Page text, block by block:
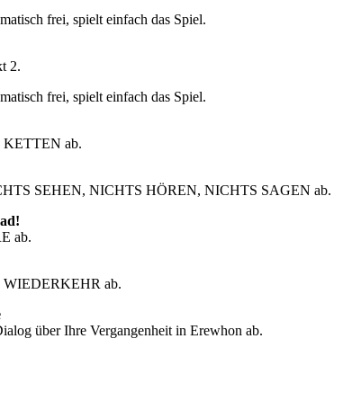
frei, spielt einfach das Spiel.
2.
frei, spielt einfach das Spiel.
KETTEN ab.
SEHEN, NICHTS HÖREN, NICHTS SAGEN ab.
ab.
WIEDERKEHR ab.
über Ihre Vergangenheit in Erewhon ab.